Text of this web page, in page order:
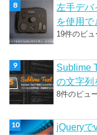
左手デバ
を使用で
19件のビュ
Sublime
の文字列
8件のビュ
jQueryで